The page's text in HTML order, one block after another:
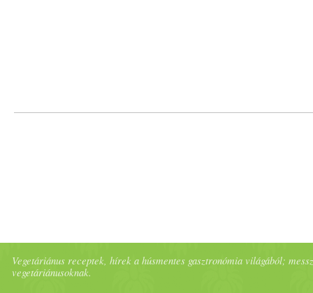
Vegetáriánus receptek, hírek a húsmentes gasztronómia világából;
vegetáriánusoknak.